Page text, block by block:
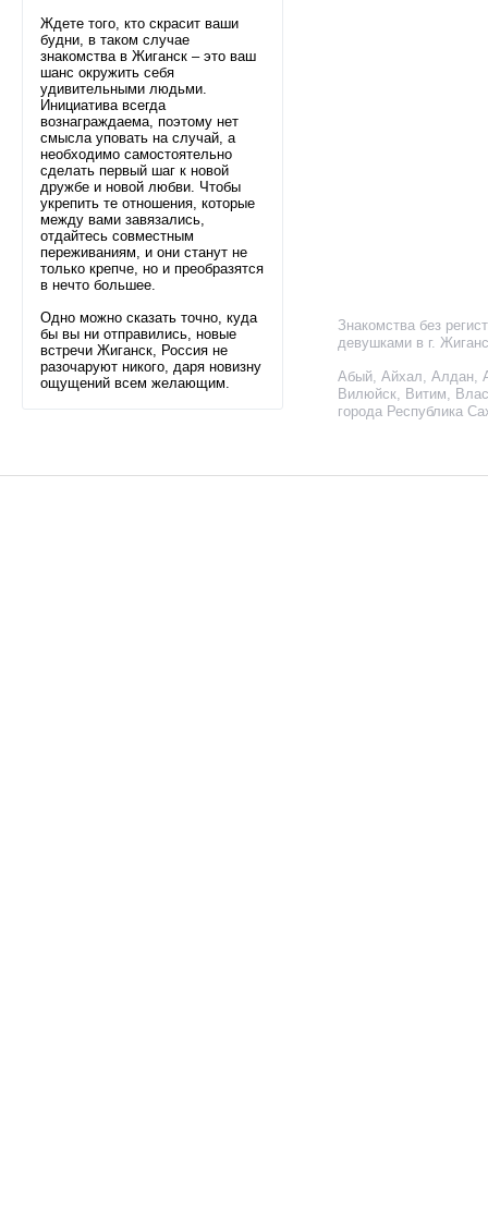
Знакомства без
девушками в г.
Абый, Айхал, Алдан,
Вилюйск, Витим,
города Республика
Ждете того, кто скрасит ваши
будни, в таком случае
знакомства в Жиганск – это ваш
шанс окружить себя
удивительными людьми.
Инициатива всегда
вознаграждаема, поэтому нет
смысла уповать на случай, а
необходимо самостоятельно
сделать первый шаг к новой
дружбе и новой любви. Чтобы
укрепить те отношения, которые
между вами завязались,
отдайтесь совместным
переживаниям, и они станут не
только крепче, но и преобразятся
в нечто большее.
Одно можно сказать точно, куда
бы вы ни отправились, новые
встречи Жиганск, Россия не
разочаруют никого, даря новизну
ощущений всем желающим.